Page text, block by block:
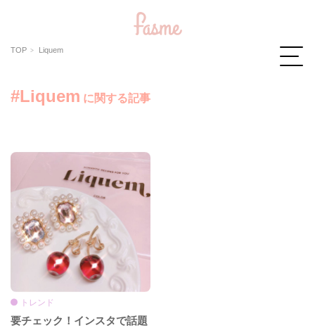
TOP Liquem
#Liquem に関する記事
トレンド
要チェック！インスタで話題